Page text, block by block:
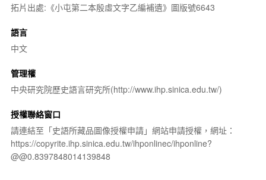
拓片出處:《小屯第二本殷虛文字乙編補遺》圖版號6643
語言
中文
管理權
中央研究院歷史語言研究所(http://www.ihp.sinica.edu.tw/)
授權聯絡窗口
請連結至「史語所藏品圖像授權申請」網站申請授權，網址：
https://copyrite.ihp.sinica.edu.tw/ihponlinec/ihponline?
@@0.8397848014139848